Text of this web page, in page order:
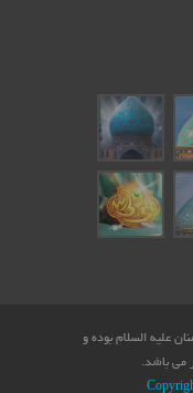
السلامبوده و
باشد.